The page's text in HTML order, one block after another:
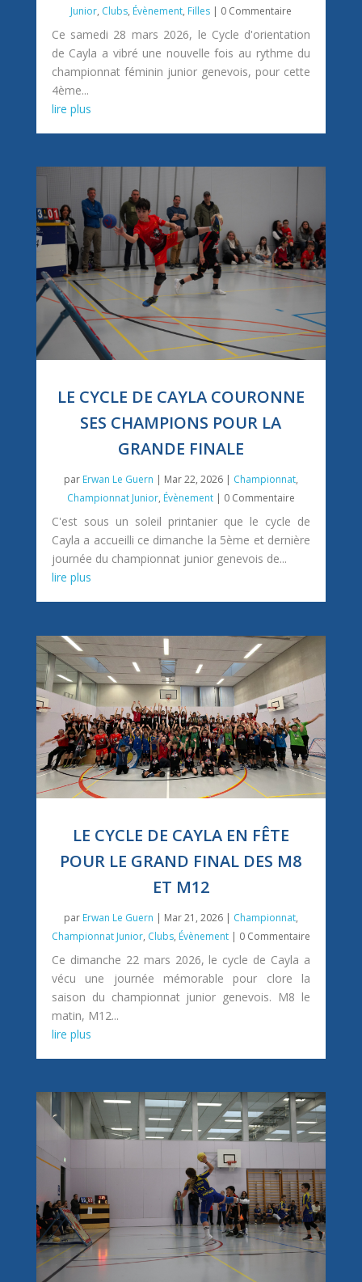
Junior, Clubs, Évènement, Filles| 0 Commentaire
Ce samedi 28 mars 2026, le Cycle d'orientation
de Cayla a vibré une nouvelle fois au rythme du
championnat féminin junior genevois, pour cette
4ème...
lire plus
LE CYCLE DE CAYLA COURONNE
SES CHAMPIONS POUR LA
GRANDE FINALE
par Erwan Le Guern | Mar 22, 2026| Championnat,
Championnat Junior, Évènement| 0 Commentaire
C'est sous un soleil printanier que le cycle de
Cayla a accueilli ce dimanche la 5ème et dernière
journée du championnat junior genevois de...
lire plus
LE CYCLE DE CAYLA EN FÊTE
POUR LE GRAND FINAL DES M8
ET M12
par Erwan Le Guern | Mar 21, 2026| Championnat,
Championnat Junior, Clubs, Évènement| 0 Commentaire
Ce dimanche 22 mars 2026, le cycle de Cayla a
vécu une journée mémorable pour clore la
saison du championnat junior genevois. M8 le
matin, M12...
lire plus